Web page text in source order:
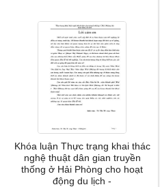
Khóa luận Thực trạng khai thác
nghệ thuật dân gian truyền
thống ở Hải Phòng cho hoạt
động du lịch -